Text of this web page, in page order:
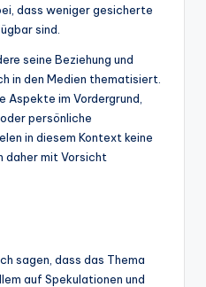
dass weniger gesicherte
sind.
seine Beziehung und
in den Medien thematisiert.
im Vordergrund,
persönliche
in diesem Kontext keine
daher mit Vorsicht
sagen, dass das Thema
auf Spekulationen und